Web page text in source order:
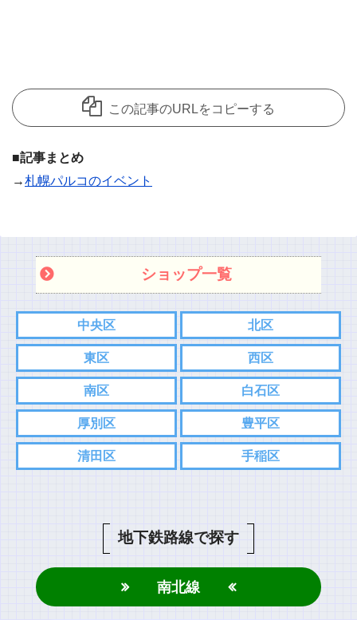
この記事のURLをコピーする
■記事まとめ
→札幌パルコのイベント
ショップ一覧
中央区 北区
東区 西区
南区 白石区
厚別区 豊平区
清田区 手稲区
地下鉄路線で探す
南北線